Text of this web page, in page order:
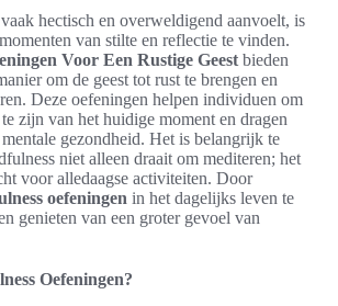
hectisch en overweldigend aanvoelt, is
van stilte en reflectie te vinden.
Voor Een Rustige Geest bieden
om de geest tot rust te brengen en
Deze oefeningen helpen individuen om
zijn van het huidige moment en dragen
gezondheid. Het is belangrijk te
niet alleen draait om mediteren; het
voor alledaagse activiteiten. Door
oefeningen in het dagelijks leven te
genieten van een groter gevoel van
Oefeningen?